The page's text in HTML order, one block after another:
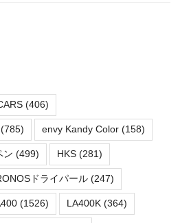
(406)
(785) envy Kandy Color (158)
ン (499) HKS (281)
ドライパール (247)
(1526) LA400K (364)